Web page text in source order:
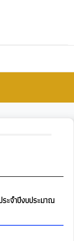
ระจำปีงบประมาณ